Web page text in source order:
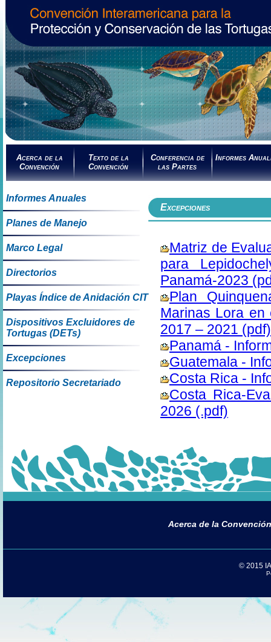
Acerca de la
Convención
Texto de la
Convención
Conferencia de
las Partes
Informes
Informes Anuales
Planes de Manejo
Marco Legal
Directorios
Playas Índice de Anidación CIT
Dispositivos Excluidores de
Tortugas (DETs)
Excepciones
Repositorio Secretariado
Excepciones
Matriz de
para
Panamá-2023
Plan
Marinas Lora en
2017 – 2021 (pdf)
Panamá -
Guatemala -
Costa Rica -
Costa Rica-
2026 (.pdf)
Acerca de la Convención
© 2015